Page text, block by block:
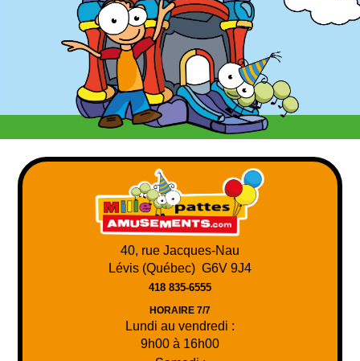
40, rue Jacques-Nau
Lévis (Québec) G6V 9J4
418 835-6555
HORAIRE 7/7
Lundi au vendredi :
9h00 à 16h00